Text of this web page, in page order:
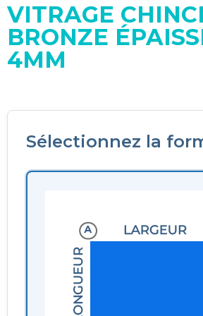
VITRAGE
BRONZE
4MM
Sélectionnez la